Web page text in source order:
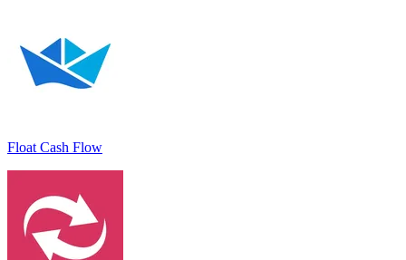
Float Cash Flow